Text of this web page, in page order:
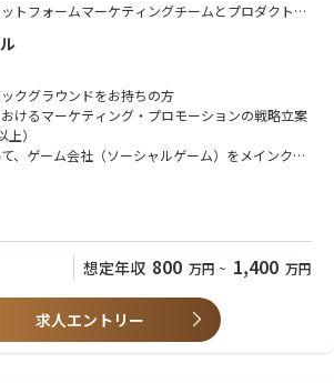
トする。」をビジョンに、建設中小企業の経営課
を目的としたさまざまなサービスを展開していま
「CAREECON」と、統合型ビジネスツール「CAR
「CAREECON Platform」で産業構造の変革に取り
ダクトは経済産業省の認定のIT支援ツールとして
トフォームマーケティングチームとプロダクトマ
かれており、DMM GAMESの集客導線の戦略企画
ム内及び、AppStore、Google Playといったプラ
ブリッシングタイトルのマーケティング戦略に関
グ活動を担っています。
新規ゲームタイトルを年間60〜80タイトルリリー
一般のパブリッシャーでは経験できない、巨大プ
る強みとして、一般的なパブリッシャーでは年に
度のタイトルをリリースしている中、弊社はプラ
ッシャーでもあるため年間何十本ものタイトルを
、プロモーションプランナーとして打席に立てる
られる機会が多いということになります。
クグラウンドをお持ちの方
けるマーケティング・プロモーションの戦略立案
）
、ゲーム会社（ソーシャルゲーム）をメインクラ
ィング戦略の提案・アカウントマネジメント経験
インフルエンサー等を複合的に活用したデジタル
計・運用経験
海外市場、または国内の多様なユーザーセグメン
）を踏まえたマーケティング施策の設計経験
トリクス）分析に基づく、広告クリエイティブの
想定年収 800 万円 ~ 1,400 万円
求人エントリー